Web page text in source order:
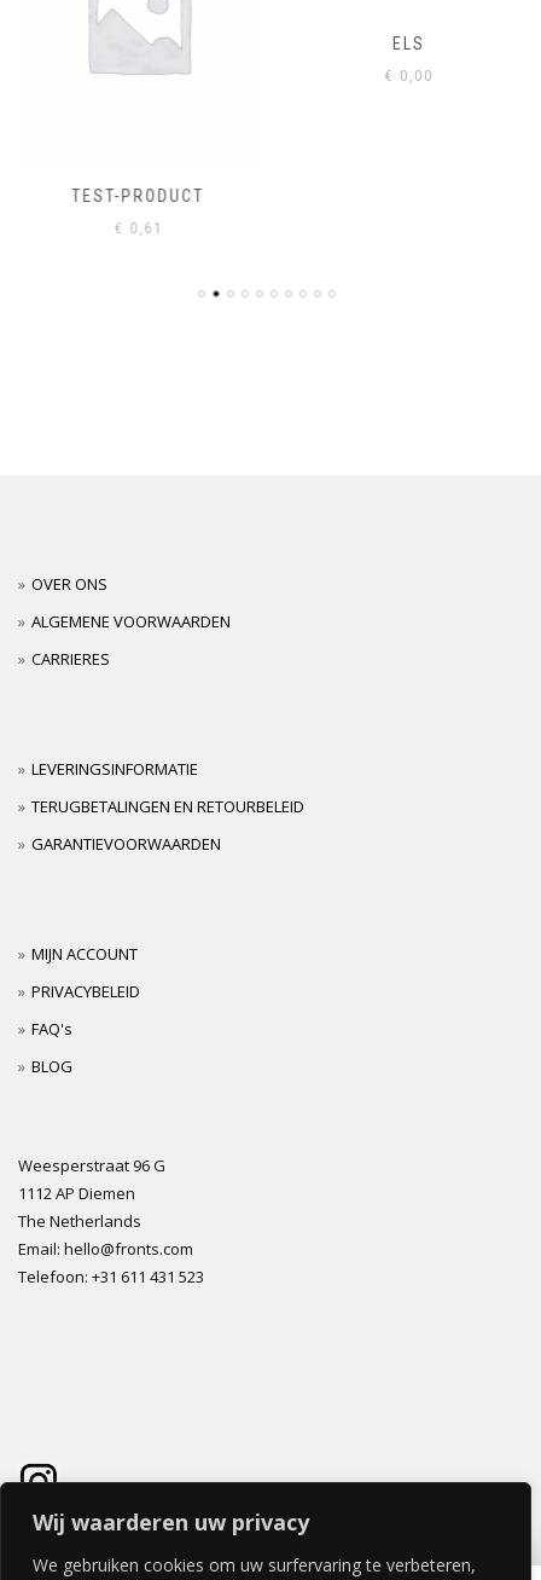
Wij waarderen uw privacy
We gebruiken cookies om uw surfervaring te verbeteren,
TEST-PRODUCT
€0,61
ELS
€0,00
OVER ONS
ALGEMENE VOORWAARDEN
CARRIERES
LEVERINGSINFORMATIE
TERUGBETALINGEN EN RETOURBELEID
GARANTIEVOORWAARDEN
MIJN ACCOUNT
PRIVACYBELEID
FAQ's
BLOG
Weesperstraat 96 G
1112 AP Diemen
The Netherlands
Email: hello@fronts.com
Telefoon: +31 611 431 523